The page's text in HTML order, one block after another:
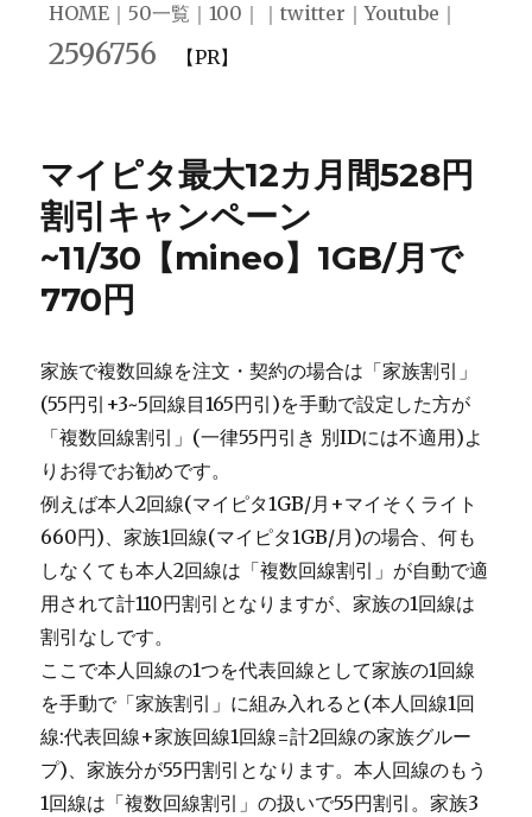
HOME ｜ 50一覧 ｜100 ｜｜twitter ｜Youtube ｜
2596756 【PR】
マイピタ最大12カ月間528円
割引キャンペーン
~11/30【mineo】1GB/月で
770円
家族で複数回線を注文・契約の場合は「家族割引」
(55円引+3~5回線目165円引)を手動で設定した方が
「複数回線割引」(一律55円引き 別IDには不適用)よ
りお得でお勧めです。
例えば本人2回線(マイピタ1GB/月+マイそくライト
660円)、家族1回線(マイピタ1GB/月)の場合、何も
しなくても本人2回線は「複数回線割引」が自動で適
用されて計110円割引となりますが、家族の1回線は
割引なしです。
ここで本人回線の1つを代表回線として家族の1回線
を手動で「家族割引」に組み入れると(本人回線1回
線:代表回線+家族回線1回線=計2回線の家族グルー
プ)、家族分が55円割引となります。本人回線のもう
1回線は「複数回線割引」の扱いで55円割引。家族3